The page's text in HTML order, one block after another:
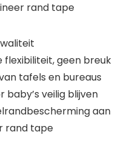
rand tape
flexibiliteit, geen breuk
tafels en bureaus
veilig blijven
aan
rand tape